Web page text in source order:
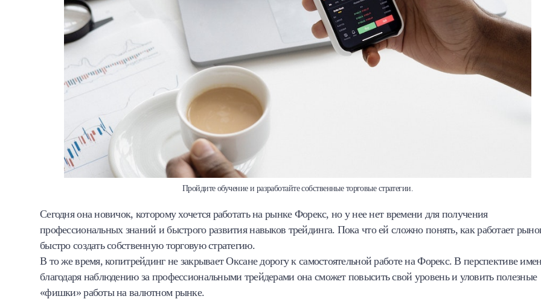
Пройдите обучение и разработайте собственные торговые стратегии.
Сегодня она новичок, которому хочется работать на рынке Форекс, но у нее нет времени для получения
профессиональных знаний и быстрого развития навыков трейдинга. Пока что ей сложно понять, как работает
быстро создать собственную торговую стратегию.
В то же время, копитрейдинг не закрывает Оксане дорогу к самостоятельной работе на Форекс. В перспективе
благодаря наблюдению за профессиональными трейдерами она сможет повысить свой уровень и уловить полезные
«фишки» работы на валютном рынке.